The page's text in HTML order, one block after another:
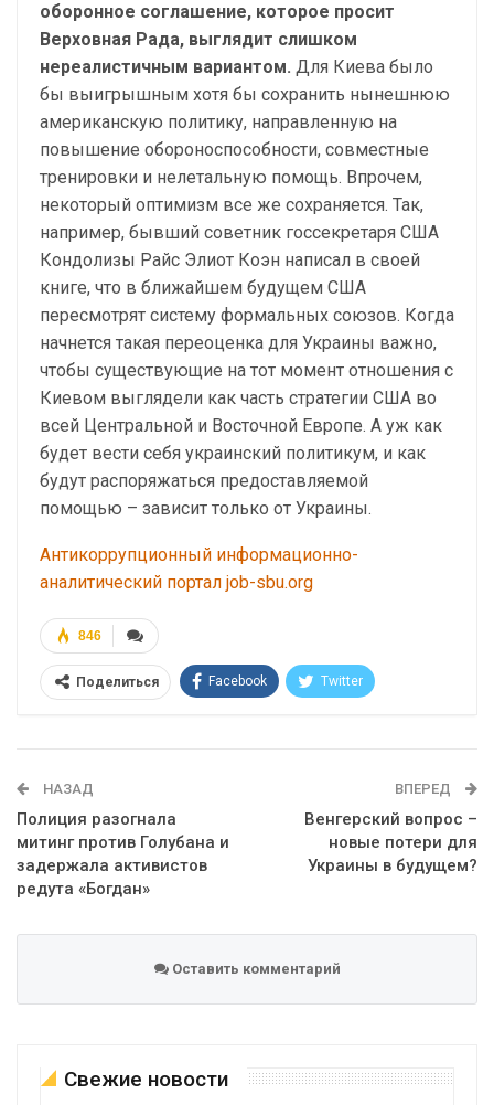
оборонное соглашение, которое просит
Верховная Рада, выглядит слишком
нереалистичным вариантом. Для Киева было
бы выигрышным хотя бы сохранить нынешнюю
американскую политику, направленную на
повышение обороноспособности, совместные
тренировки и нелетальную помощь. Впрочем,
некоторый оптимизм все же сохраняется. Так,
например, бывший советник госсекретаря США
Кондолизы Райс Элиот Коэн написал в своей
книге, что в ближайшем будущем США
пересмотрят систему формальных союзов. Когда
начнется такая переоценка для Украины важно,
чтобы существующие на тот момент отношения с
Киевом выглядели как часть стратегии США во
всей Центральной и Восточной Европе. А уж как
будет вести себя украинский политикум, и как
будут распоряжаться предоставляемой
помощью – зависит только от Украины.
Антикоррупционный информационно-
аналитический портал job-sbu.org
846
Поделиться Facebook Twitter
НАЗАД
Полиция разогнала
митинг против Голубана и
задержала активистов
редута «Богдан»
ВПЕРЕД
Венгерский вопрос –
новые потери для
Украины в будущем?
Оставить комментарий
Свежие новости